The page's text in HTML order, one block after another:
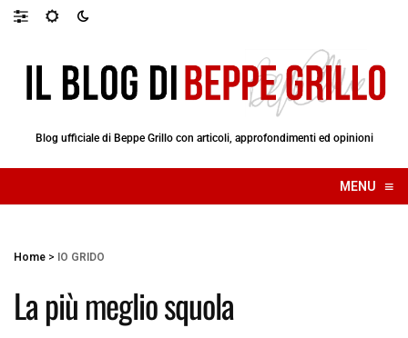
Blog ufficiale di Beppe Grillo con articoli, approfondimenti ed opinioni
MENU ≡
☰
Home > IO GRIDO
La più meglio squola